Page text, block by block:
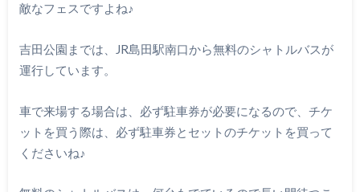
敵なフェスですよね♪
吉田公園までは、JR島田駅南口から無料のシャトルバスが
運行しています。
車で来場する場合は、必ず駐車券が必要になるので、チケ
ットを買う際は、必ず駐車券とセットのチケットを買って
くださいね♪